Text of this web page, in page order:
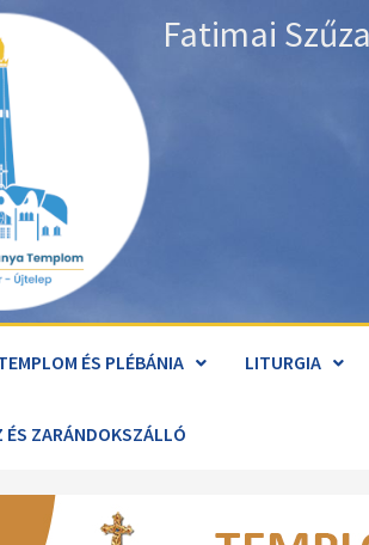
Fatimai
ÉS PLÉBÁNIA LITURGIA
ÉS ZARÁNDOKSZÁLLÓ